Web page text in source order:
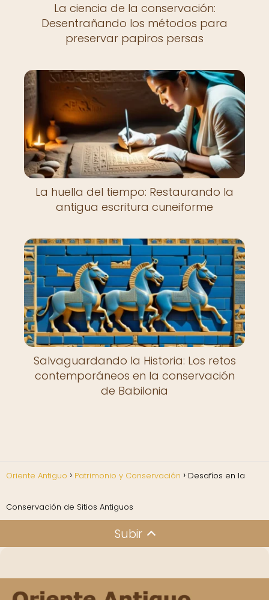
La ciencia de la conservación:
Desentrañando los métodos para
preservar papiros persas
La huella del tiempo: Restaurando la
antigua escritura cuneiforme
Salvaguardando la Historia: Los retos
contemporáneos en la conservación
de Babilonia
Oriente Antiguo Patrimonio y Conservación Desafíos en la
Conservación de Sitios Antiguos
Subir